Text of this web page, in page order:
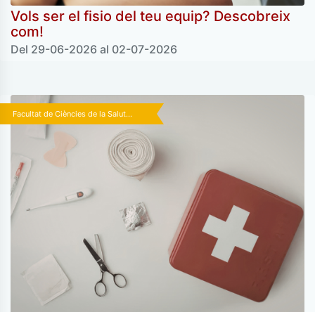
Vols ser el fisio del teu equip? Descobreix
com!
Del 29-06-2026 al 02-07-2026
Facultat de Ciències de la Salut...